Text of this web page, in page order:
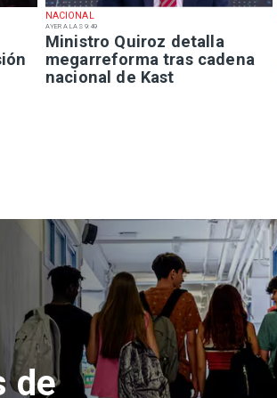
NACIONAL
AYER A LAS 9:49
Ministro Quiroz detalla
megarreforma tras cadena
nacional de Kast
de